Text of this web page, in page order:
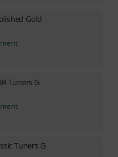
Gold
Tuners G
Tuners G